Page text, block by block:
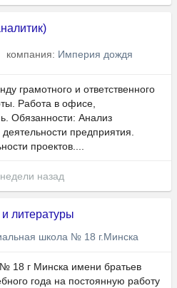
компания: Империя дождя
грамотного и ответственного
Работа в офисе,
Обязанности: Анализ
предприятия.
проектов....
назад
и литературы
школа № 18 г.Минска
18 г Минска имени братьев
года на постоянную работу